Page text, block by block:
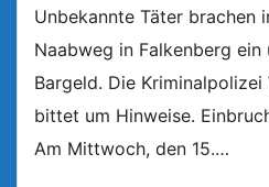
Unbekannte Täter brachen
Naabweg in Falkenberg
Bargeld. Die
bittet um Hinweise.
Am Mittwoch, den 15.…